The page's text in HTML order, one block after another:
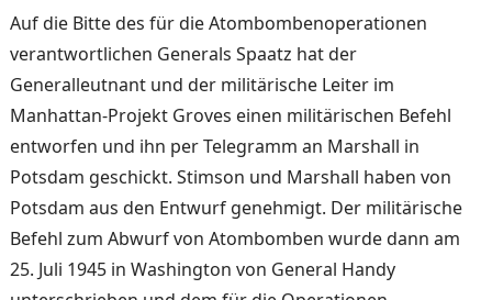
Auf die Bitte des für die Atombombenoperationen
verantwortlichen Generals Spaatz hat der
Generalleutnant und der militärische Leiter im
Manhattan-Projekt Groves einen militärischen Befehl
entworfen und ihn per Telegramm an Marshall in
Potsdam geschickt. Stimson und Marshall haben von
Potsdam aus den Entwurf genehmigt. Der militärische
Befehl zum Abwurf von Atombomben wurde dann am
25. Juli 1945 in Washington von General Handy